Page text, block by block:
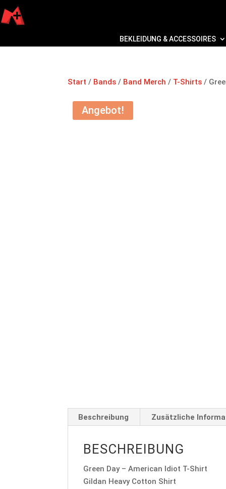
BEKLEIDUNG & ACCESSOIRES
Start / Bands / Band Merch / T-Shirts /
Angebot!
Beschreibung Zusätzliche
BESCHREIBUNG
Green Day – American Idiot T-Shirt
Gildan Heavy Cotton Shirt